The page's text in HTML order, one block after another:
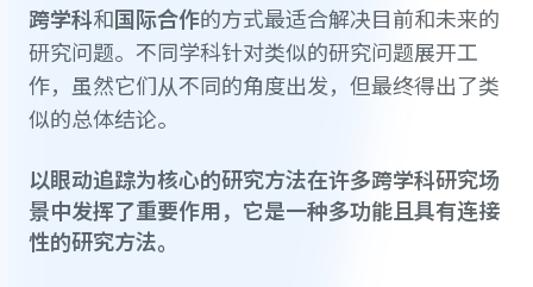
跨学科和国际合作的方式最适合解决目前和未来的
研究问题。不同学科针对类似的研究问题展开工
作，虽然它们从不同的角度出发，但最终得出了类
似的总体结论。
以眼动追踪为核心的研究方法在许多跨学科研究场
景中发挥了重要作用，它是一种多功能且具有连接
性的研究方法。